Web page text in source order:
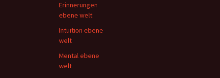
Erinnerungen
ebene welt
Intuition ebene
welt
Mental ebene
welt